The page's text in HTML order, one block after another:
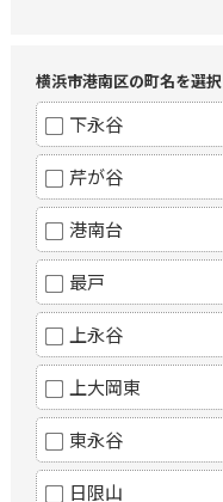
横浜市港南区の町名を選択
下永谷
芹が谷
港南台
最戸
上永谷
上大岡東
東永谷
日限山